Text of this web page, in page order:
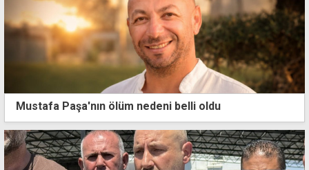
Mustafa Paşa'nın ölüm nedeni belli oldu